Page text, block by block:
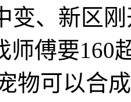
变、新区
师傅要160
物可以合